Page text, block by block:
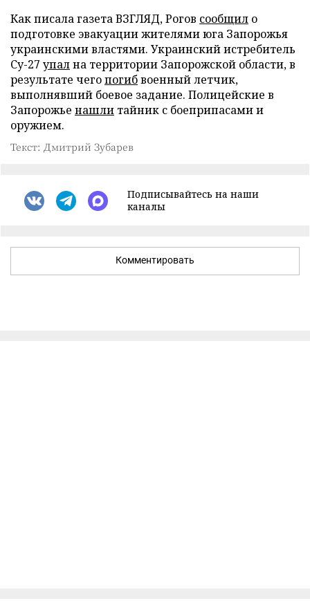
Как писала газета ВЗГЛЯД, Рогов сообщил о
подготовке эвакуации жителями юга Запорожья
украинскими властями. Украинский истребитель
Су-27 упална территории Запорожской области, в
результате чегопогибвоенный летчик,
выполнявший боевое задание. Полицейские в
Запорожье нашли тайник с боеприпасами и
оружием.
Текст: Дмитрий Зубарев
Подписывайтесь на наши
каналы
Комментировать